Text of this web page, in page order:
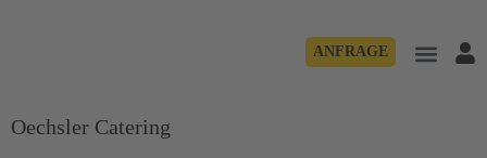
ANFRAGE
Oechsler Catering